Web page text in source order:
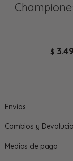
$
Envíos
Cambios y
Medios de pago